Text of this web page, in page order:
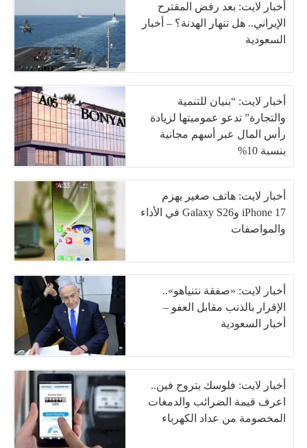
أخبار لايت: بعد رفض المقترح
الإيراني.. هل تنهار الهدنة؟ – أخبار
السعودية
أخبار لايت: “بنيان للتنمية
والتجارة” تدعو عموميتها لزيادة
رأس المال عبر أسهم مجانية
بنسبة 10%
أخبار لايت: هاتف صغير يهزم
iPhone 17 وGalaxy S26 في الأداء
والمواصفات
أخبار لايت: «صفقة نتنياهو»..
الإقرار بالذنب مقابل العفو –
أخبار السعودية
أخبار لايت: فلوسك بتروح فين..
اعرف قيمة الضرائب والدمغات
المخصومة من عداد الكهرباء